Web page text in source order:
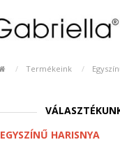
Termékeink
EGYSZÍNŰ HARISNYA